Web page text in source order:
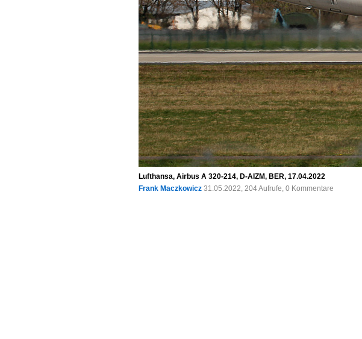
Lufthansa, Airbus A 320-214, D-AIZM, BER, 17.04.2022
Frank Maczkowicz 31.05.2022, 204 Aufrufe, 0 Kommentare